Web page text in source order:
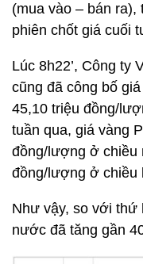
(mua vào – bán
phiên chốt giá cuối
Lúc 8h22’, Công ty
cũng đã công bố
45,10 triệu đồng/
tuần qua, giá vàng
đồng/lượng ở chiều
đồng/lượng ở chiều
Như vậy, so với thứ
nước đã tăng gần